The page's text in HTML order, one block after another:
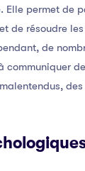
Elle permet de
de résoudre
de
communiquer